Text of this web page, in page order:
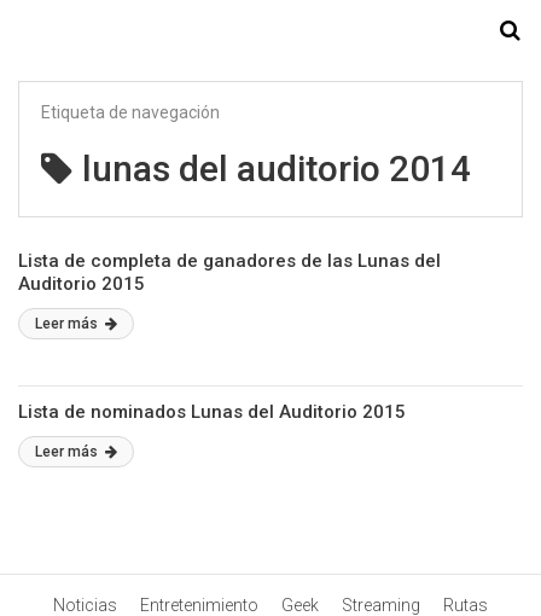
Etiqueta de navegación
lunas del auditorio 2014
Lista de completa de ganadores de las Lunas del
Auditorio 2015
Leer más
Lista de nominados Lunas del Auditorio 2015
Leer más
Noticias Entretenimiento Geek Streaming
Rutas